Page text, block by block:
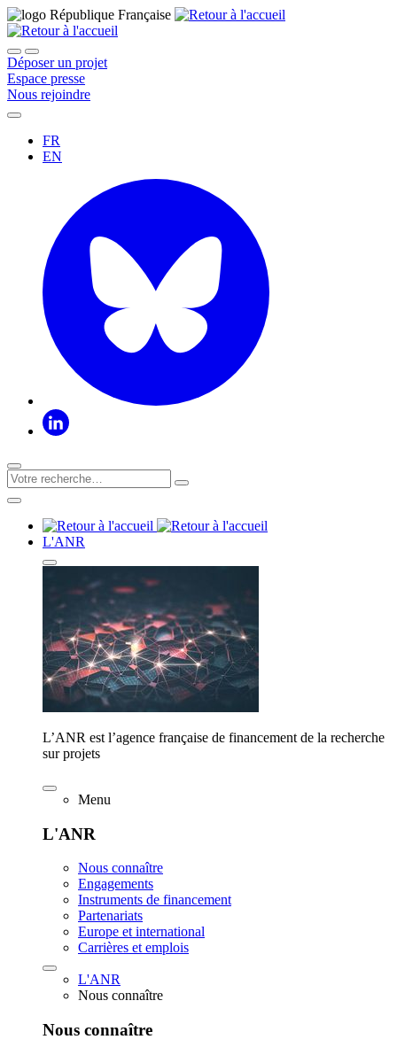
Déposer un projet
Espace presse
Nous rejoindre
FR
EN
L'ANR
L’ANR est l’agence française de financement de la recherche
sur projets
Menu
L'ANR
Nous connaître
Engagements
Instruments de financement
Partenariats
Europe et international
Carrières et emplois
L'ANR
Nous connaître
Nous connaître